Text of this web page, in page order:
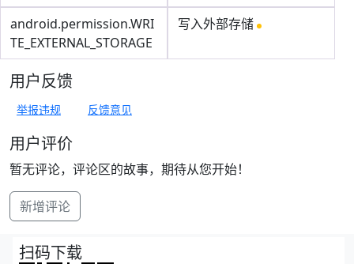
android.permission.WRI
TE_EXTERNAL_STORAGE
写入外部存储
用户反馈
举报违规 反馈意见
用户评价
暂无评论，评论区的故事，期待从您开始！
新增评论
扫码下载